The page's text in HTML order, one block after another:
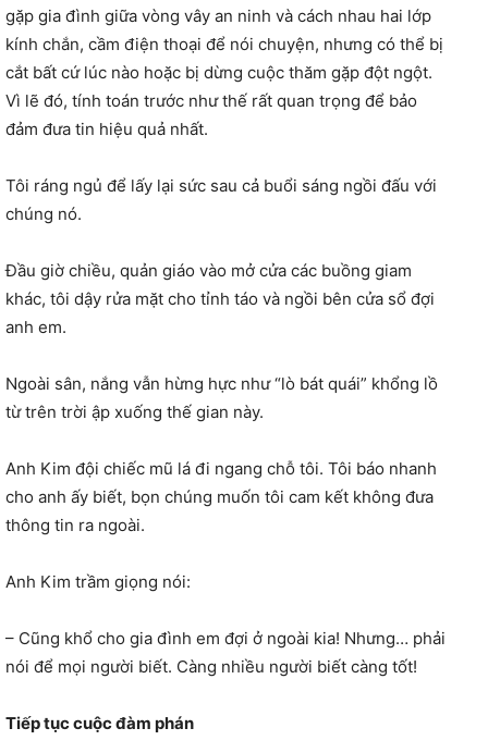
gặp gia đình giữa vòng vây an ninh và cách nhau hai lớp
kính chắn, cầm điện thoại để nói chuyện, nhưng có thể bị
cắt bất cứ lúc nào hoặc bị dừng cuộc thăm gặp đột ngột.
Vì lẽ đó, tính toán trước như thế rất quan trọng để bảo
đảm đưa tin hiệu quả nhất.
Tôi ráng ngủ để lấy lại sức sau cả buổi sáng ngồi đấu với
chúng nó.
Đầu giờ chiều, quản giáo vào mở cửa các buồng giam
khác, tôi dậy rửa mặt cho tỉnh táo và ngồi bên cửa sổ đợi
anh em.
Ngoài sân, nắng vẫn hừng hực như “lò bát quái” khổng lồ
từ trên trời ập xuống thế gian này.
Anh Kim đội chiếc mũ lá đi ngang chỗ tôi. Tôi báo nhanh
cho anh ấy biết, bọn chúng muốn tôi cam kết không đưa
thông tin ra ngoài.
Anh Kim trầm giọng nói:
– Cũng khổ cho gia đình em đợi ở ngoài kia! Nhưng… phải
nói để mọi người biết. Càng nhiều người biết càng tốt!
Tiếp tục cuộc đàm phán